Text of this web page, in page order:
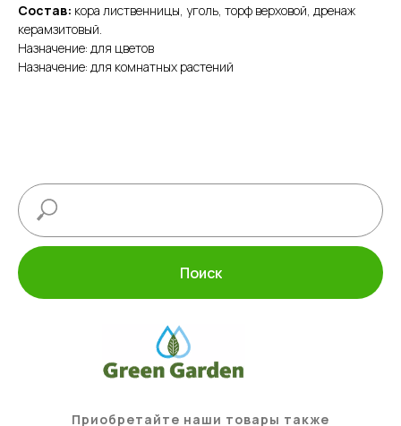
Состав: кора лиственницы, уголь, торф верховой, дренаж
керамзитовый.
Назначение: для цветов
Назначение: для комнатных растений
Поиск
Приобретайте наши товары также